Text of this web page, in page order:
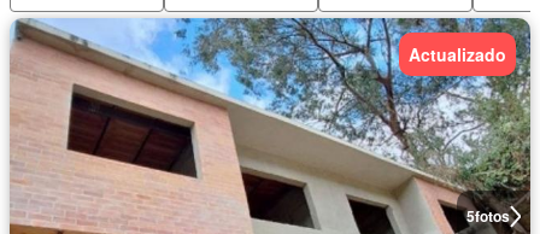
5fotos
Actualizado